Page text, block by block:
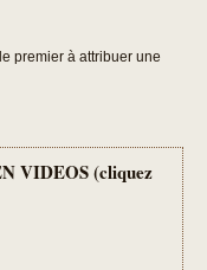
premier à attribuer une